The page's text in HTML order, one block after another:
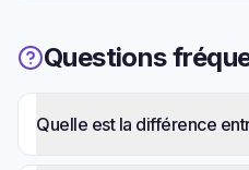
Questions
Quelle est la différence